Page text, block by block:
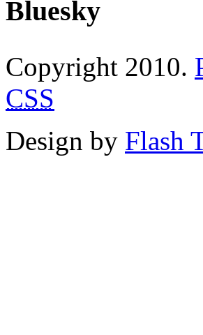
Bluesky
Copyright 2010.
CSS
Design by Flash